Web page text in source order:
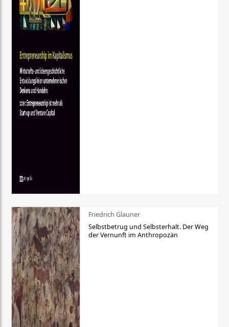
Friedrich Glauner
Selbstbetrug und Selbsterhalt. Der Weg
der Vernunft im Anthropozän